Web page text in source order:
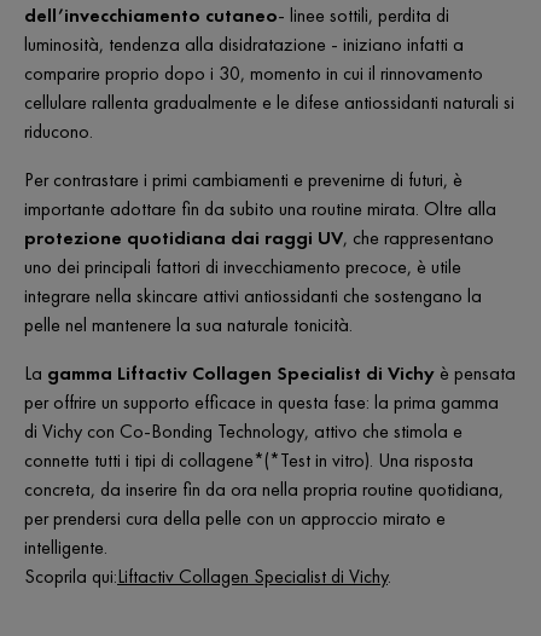
dell’invecchiamento cutaneo- linee sottili, perdita di
luminosità, tendenza alla disidratazione - iniziano infatti a
comparire proprio dopo i 30, momento in cui il rinnovamento
cellulare rallenta gradualmente e le difese antiossidanti naturali si
riducono.
Per contrastare i primi cambiamenti e prevenirne di futuri, è
importante adottare fin da subito una routine mirata. Oltre alla
protezione quotidiana dai raggi UV, che rappresentano
uno dei principali fattori di invecchiamento precoce, è utile
integrare nella skincare attivi antiossidanti che sostengano la
pelle nel mantenere la sua naturale tonicità.
La gamma Liftactiv Collagen Specialist di Vichy è pensata
per offrire un supporto efficace in questa fase: la prima gamma
di Vichy con Co-Bonding Technology, attivo che stimola e
connette tutti i tipi di collagene*(*Test in vitro). Una risposta
concreta, da inserire fin da ora nella propria routine quotidiana,
per prendersi cura della pelle con un approccio mirato e
intelligente.
Scoprila qui:Liftactiv Collagen Specialist di Vichy.